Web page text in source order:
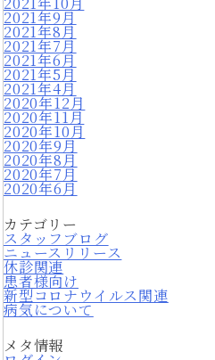
2021年9月
2021年8月
2021年7月
2021年6月
2021年5月
2021年4月
2020年12月
2020年11月
2020年10月
2020年9月
2020年8月
2020年7月
2020年6月
カテゴリー
スタッフブログ
ニュースリリース
休診関連
患者様向け
新型コロナウイルス関連
病気について
メタ情報